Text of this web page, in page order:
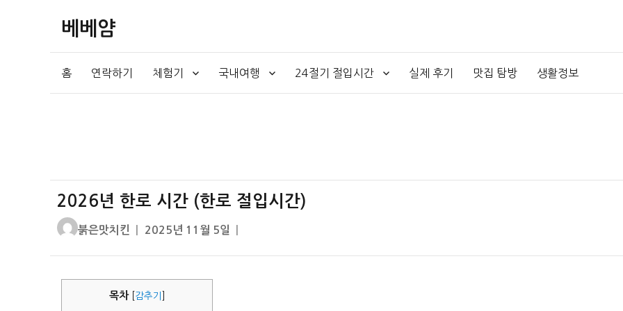
베베얌
홈 연락하기 체험기 국내여행 24절기 절입시간 실제 후기 맛집 탐방 생활정보
2026년 한로 시간 (한로 절입시간)
글
붉은맛치킨
작
자
2025년 11월 5일
목차 감추기